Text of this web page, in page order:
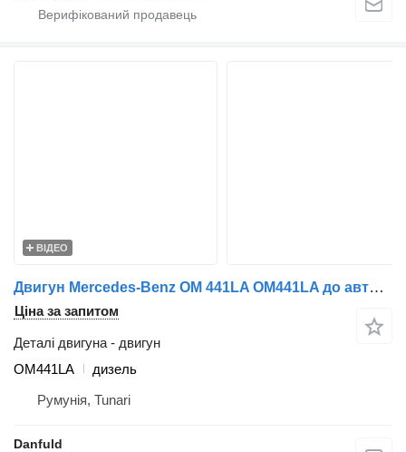
ВІДЕО
Двигун Mercedes-Benz OM 441LA OM441LA до автобуса Mercedes-Benz Neoplan Transliner
Ціна за запитом
Деталі двигуна - двигун
OM441LA
дизель
Румунія, Tunari
Danfuld